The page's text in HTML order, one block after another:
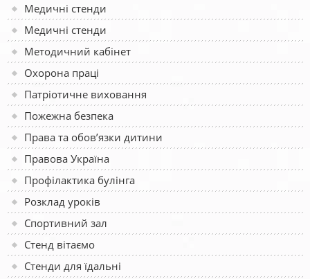
Медичні стенди
Медичні стенди
Методичний кабінет
Охорона праці
Патріотичне виховання
Пожежна безпека
Права та обов’язки дитини
Правова Україна
Профілактика булінга
Розклад уроків
Спортивний зал
Стенд вітаємо
Стенди для їдальні